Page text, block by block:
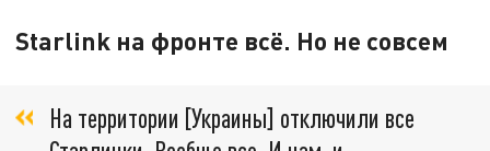
Starlink на фронте всё. Но не совсем
На территории [Украины] отключили все